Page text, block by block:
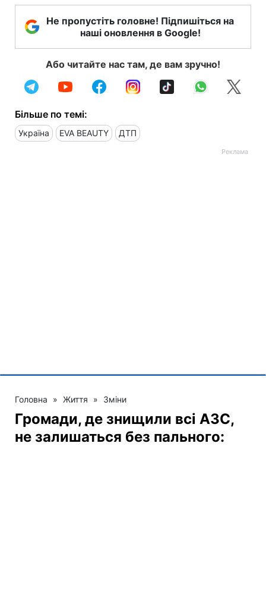
Не пропустіть головне! Підпишіться на
наші оновлення в Google!
Або читайте нас там, де вам зручно!
Більше по темі:
Україна EVA BEAUTY ДТП
Головна » Життя » Зміни
Громади, де знищили всі АЗС,
не залишаться без пального: